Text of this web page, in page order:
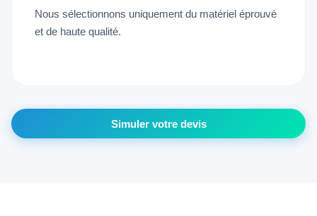
Nous sélectionnons uniquement du matériel éprouvé
et de haute qualité.
Simuler votre devis